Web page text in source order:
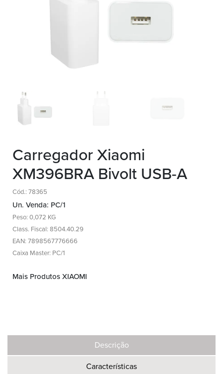
Carregador Xiaomi
XM396BRA Bivolt USB-A
Cód.: 78365
Un. Venda: PC/1
Peso: 0,072 KG
Class. Fiscal: 8504.40.29
EAN: 7898567776666
Caixa Master: PC/1
Mais Produtos XIAOMI
Descrição
Características